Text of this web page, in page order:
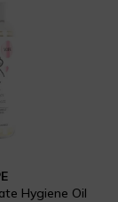
Hygiene Oil